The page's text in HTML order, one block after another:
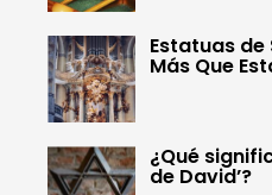
Estatuas
Más Que
¿Qué
de David’?